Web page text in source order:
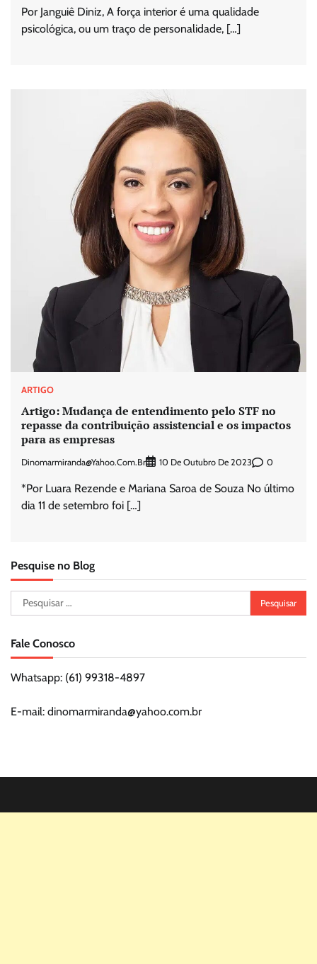
Por Janguiê Diniz, A força interior é uma qualidade
psicológica, ou um traço de personalidade, […]
ARTIGO
Artigo: Mudança de entendimento pelo STF no
repasse da contribuição assistencial e os impactos
para as empresas
Dinomarmiranda@yahoo.com.br 10 De Outubro De 2023 0
*Por Luara Rezende e Mariana Saroa de Souza No último
dia 11 de setembro foi […]
Pesquise no Blog
Pesquisar
por:
Fale Conosco
Whatsapp: (61) 99318-4897
E-mail: dinomarmiranda@yahoo.com.br